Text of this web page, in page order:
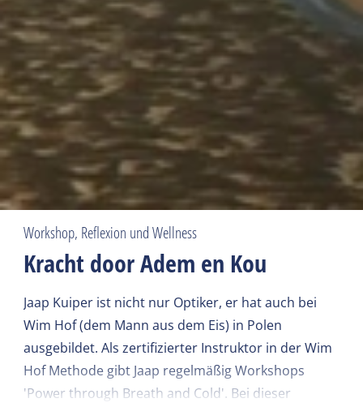
Workshop, Reflexion und Wellness
Kracht door Adem en Kou
Jaap Kuiper ist nicht nur Optiker, er hat auch bei
Wim Hof (dem Mann aus dem Eis) in Polen
ausgebildet. Als zertifizierter Instruktor in der Wim
Hof Methode gibt Jaap regelmäßig Workshops
'Power through Breath and Cold'. Bei dieser